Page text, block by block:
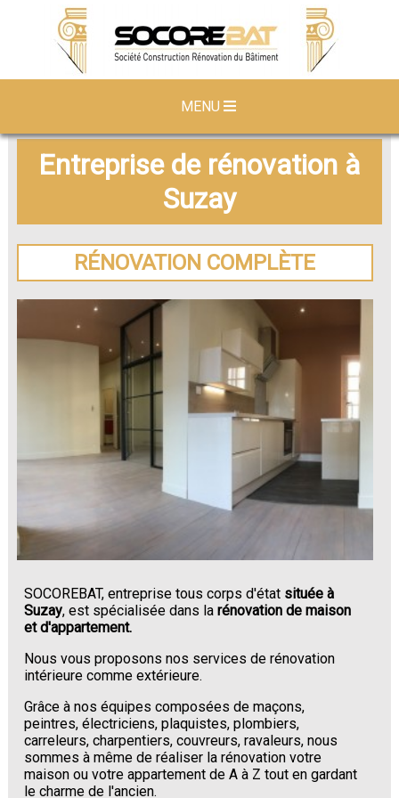
MENU
Entreprise de rénovation à
Suzay
RÉNOVATION COMPLÈTE
SOCOREBAT, entreprise tous corps d'état située à
Suzay, est spécialisée dans larénovation de maison
et d'appartement.
Nous vous proposons nos services de rénovation
intérieure comme extérieure.
Grâce à nos équipes composées de maçons,
peintres, électriciens, plaquistes, plombiers,
carreleurs, charpentiers, couvreurs, ravaleurs, nous
sommes à même de réaliser la rénovation votre
maison ou votre appartement de A à Z tout en gardant
le charme de l'ancien.